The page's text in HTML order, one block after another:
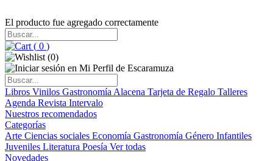
El producto fue agregado correctamente
( 0 )
(0)
Libros Vinilos Gastronomía Alacena Tarjeta de Regalo Talleres
Agenda Revista Intervalo
Nuestros recomendados
Categorías
Arte Ciencias sociales Economía Gastronomía Género Infantiles
Juveniles Literatura Poesía Ver todas
Novedades